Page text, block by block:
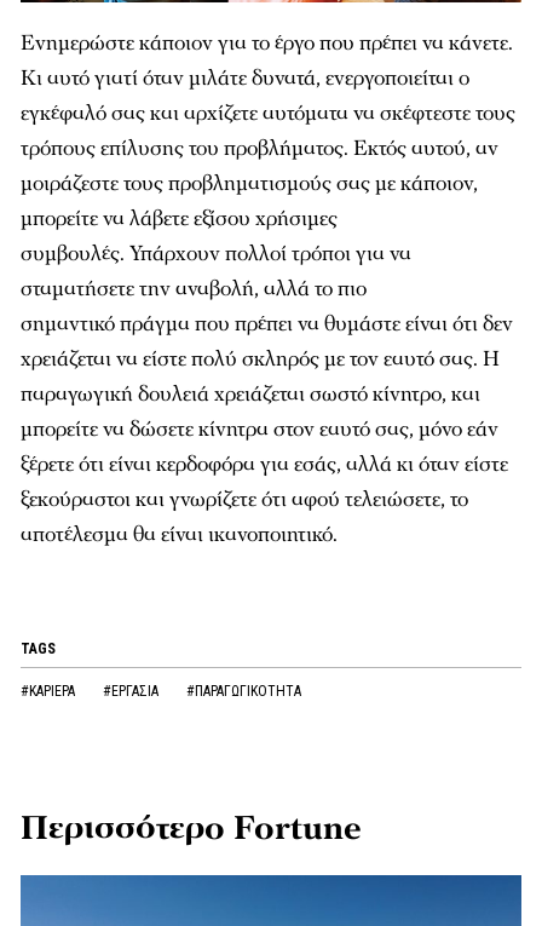
Ενημερώστε κάποιον για το έργο που πρέπει να κάνετε.
Κι αυτό γιατί όταν μιλάτε δυνατά, ενεργοποιείται ο
εγκέφαλό σας και αρχίζετε αυτόματα να σκέφτεστε τους
τρόπους επίλυσης του προβλήματος. Εκτός αυτού, αν
μοιράζεστε τους προβληματισμούς σας με κάποιον,
μπορείτε να λάβετε εξίσου χρήσιμες
συμβουλές. Υπάρχουν πολλοί τρόποι για να
σταματήσετε την αναβολή, αλλά το πιο
σημαντικό πράγμα που πρέπει να θυμάστε είναι ότι δεν
χρειάζεται να είστε πολύ σκληρός με τον εαυτό σας. Η
παραγωγική δουλειά χρειάζεται σωστό κίνητρο, και
μπορείτε να δώσετε κίνητρα στον εαυτό σας, μόνο εάν
ξέρετε ότι είναι κερδοφόρα για εσάς, αλλά κι όταν είστε
ξεκούραστοι και γνωρίζετε ότι αφού τελειώσετε, το
αποτέλεσμα θα είναι ικανοποιητικό.
TAGS
#ΚΑΡΙΕΡΑ #ΕΡΓΑΣΙΑ #ΠΑΡΑΓΩΓΙΚΟΤΗΤΑ
Περισσότερο Fortune